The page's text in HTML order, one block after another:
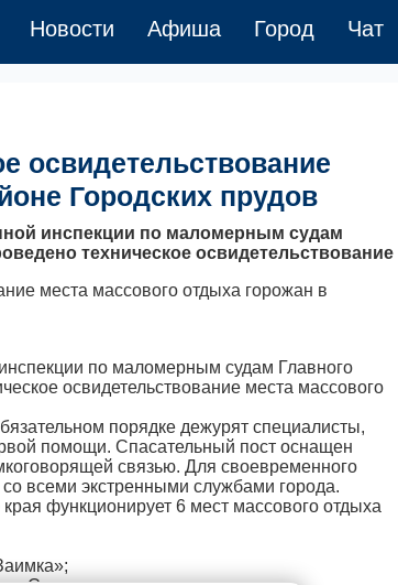
Новости Афиша Город Чат
освидетельствование
Городских прудов
инспекции по маломерным судам
техническое освидетельствование
по маломерным судам Главного
освидетельствование места массового
порядке дежурят специалисты,
помощи. Спасательный пост оснащен
связью. Для своевременного
всеми экстренными службами города.
функционирует 6 мест массового отдыха